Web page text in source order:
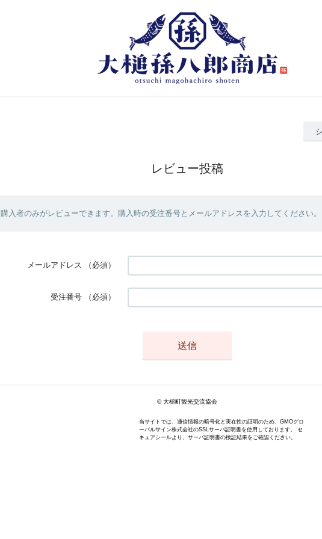
レビュー投稿
購入者のみがレビューできます。購入時の受注番号とメールアドレスを入力してください。
メールアドレス （必須）
受注番号 （必須）
© 大槌町観光交流協会
当サイトでは、通信情報の暗号化と実在性の証明のため、GMOグロ
ーバルサイン株式会社のSSLサーバ証明書を使用しております。 セ
キュアシールより、サーバ証明書の検証結果をご確認ください。